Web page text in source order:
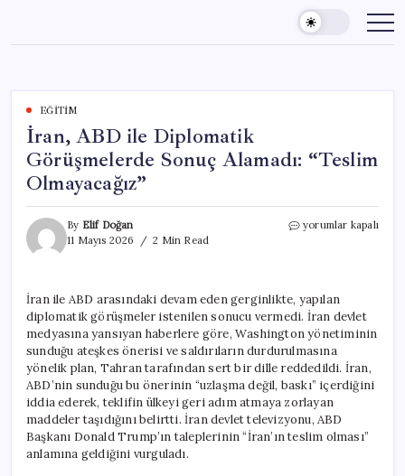
content
EĞITIM
İran, ABD ile Diplomatik
Görüşmelerde Sonuç Alamadı: “Teslim
Olmayacağız”
By Elif Doğan
11 Mayıs 2026
2 Min Read
İran,
Sonuç
Alamadı:
“Teslim
Olmayacağız”
için
yorumlar kapalı
İran ile ABD arasındaki devam eden gerginlikte, yapılan
diplomatik görüşmeler istenilen sonucu vermedi. İran devlet
medyasına yansıyan haberlere göre, Washington yönetiminin
sunduğu ateşkes önerisi ve saldırıların durdurulmasına
yönelik plan, Tahran tarafından sert bir dille reddedildi. İran,
ABD’nin sunduğu bu önerinin “uzlaşma değil, baskı” içerdiğini
iddia ederek, teklifin ülkeyi geri adım atmaya zorlayan
maddeler taşıdığını belirtti. İran devlet televizyonu, ABD
Başkanı Donald Trump’ın taleplerinin “İran’ın teslim olması”
anlamına geldiğini vurguladı.